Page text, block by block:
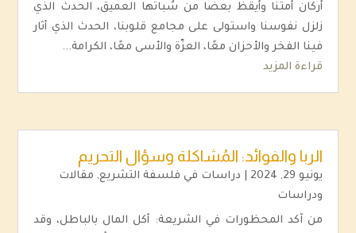
أركان أُمتنا وأيقظ بعضًا من سُباتها العميق، الحدث الذي
زلزل نفوسنا واستولى على مجامع قلوبنا، الحدث الذي أثار
فينا الفخر والأحزان معًا، العزّة والأسى معًا، الكرامة...
قراءة المزيد
الربا والفوائد: المُشاكلة وسؤال التحريم
يونيو 29, 2024 دراسات في فلسفة التشريع, مقالات
ودراسات
من آكد المحظورات في الشريعة: أكل المال بالباطل، وقد